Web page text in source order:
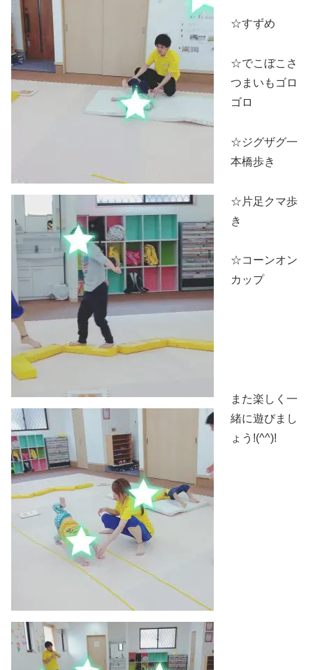
☆すずめ
☆でこぼこさ
つまいもゴロ
ゴロ
☆ジグザグ一
本橋歩き
☆片足クマ歩
き
☆コーンオン
カップ
また楽しく一
緒に遊びまし
ょう!(^^)!